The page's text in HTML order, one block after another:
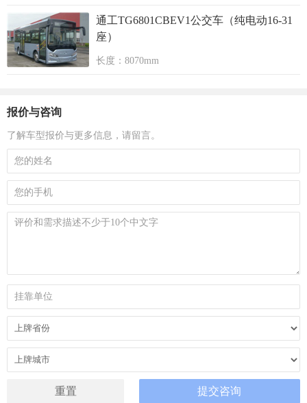
通工TG6801CBEV1公交车（纯电动16-31
座）
长度：8070mm
报价与咨询
了解车型报价与更多信息，请留言。